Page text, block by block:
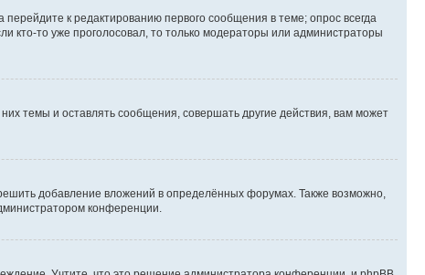
к редактированию первого сообщения в теме; опрос всегда
кто-то уже проголосовал, то только модераторы или администраторы
темы и оставлять сообщения, совершать другие действия, вам может
добавление вложений в определённых форумах. Также возможно,
конференции.